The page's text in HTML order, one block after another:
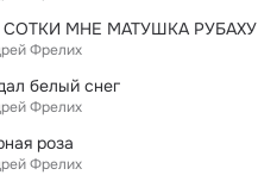
МНЕ МАТУШКА РУБАХУ
Фрелих
белый снег
Фрелих
роза
Фрелих